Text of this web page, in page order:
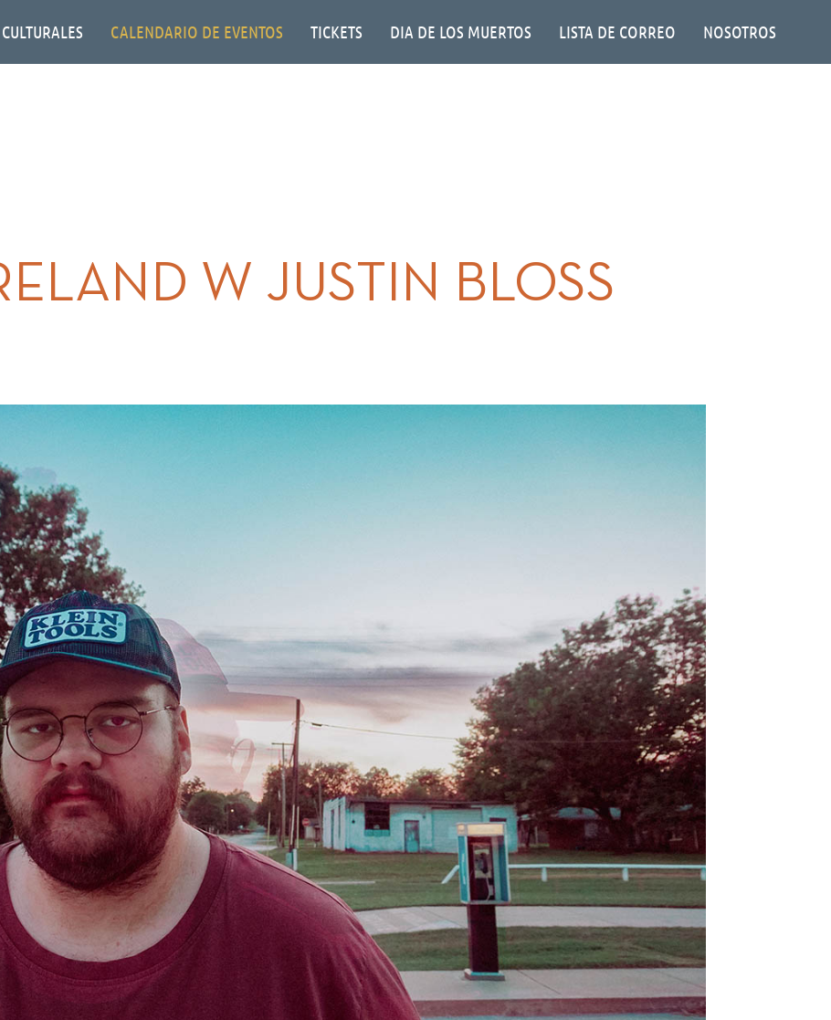
CALENDARIO DE EVENTOS TICKETS DIA DE LOS MUERTOS LISTA DE CORREO NOSOTROS
W JUSTIN BLOSS